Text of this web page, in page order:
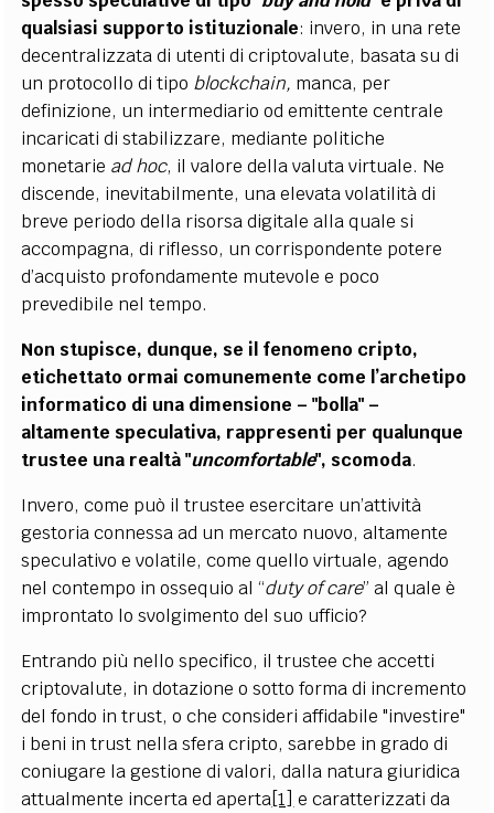
qualsiasi supporto istituzionale: invero, in una rete
decentralizzata di utenti di criptovalute, basata su di
un protocollo di tipo blockchain, manca, per
definizione, un intermediario od emittente centrale
incaricati di stabilizzare, mediante politiche
monetarie ad hoc, il valore della valuta virtuale. Ne
discende, inevitabilmente, una elevata volatilità di
breve periodo della risorsa digitale alla quale si
accompagna, di riflesso, un corrispondente potere
d’acquisto profondamente mutevole e poco
prevedibile nel tempo.
Non stupisce, dunque, se il fenomeno cripto,
etichettato ormai comunemente come l’archetipo
informatico di una dimensione – "bolla" –
altamente speculativa, rappresenti per qualunque
trustee una realtà "uncomfortable", scomoda.
Invero, come può il trustee esercitare un’attività
gestoria connessa ad un mercato nuovo, altamente
speculativo e volatile, come quello virtuale, agendo
nel contempo in ossequio al “duty of care” al quale è
improntato lo svolgimento del suo ufficio?
Entrando più nello specifico, il trustee che accetti
criptovalute, in dotazione o sotto forma di incremento
del fondo in trust, o che consideri affidabile "investire"
i beni in trust nella sfera cripto, sarebbe in grado di
coniugare la gestione di valori, dalla natura giuridica
attualmente incerta ed aperta[1] e caratterizzati da